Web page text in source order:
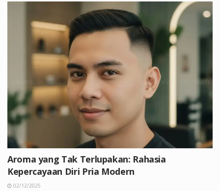
Aroma yang Tak Terlupakan: Rahasia
Kepercayaan Diri Pria Modern
02/12/2025